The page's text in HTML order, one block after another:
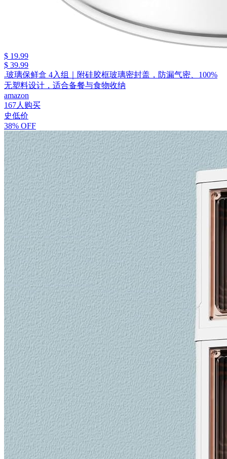
$ 19.99
$ 39.99
.玻璃保鲜盒 4入组｜附硅胶框玻璃密封盖，防漏气密、100%
无塑料设计，适合备餐与食物收纳
amazon
167人购买
史低价
38% OFF